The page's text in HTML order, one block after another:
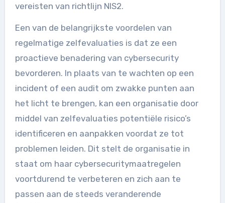
vereisten van richtlijn NIS2.
Een van de belangrijkste voordelen van
regelmatige zelfevaluaties is dat ze een
proactieve benadering van cybersecurity
bevorderen. In plaats van te wachten op een
incident of een audit om zwakke punten aan
het licht te brengen, kan een organisatie door
middel van zelfevaluaties potentiële risico’s
identificeren en aanpakken voordat ze tot
problemen leiden. Dit stelt de organisatie in
staat om haar cybersecuritymaatregelen
voortdurend te verbeteren en zich aan te
passen aan de steeds veranderende